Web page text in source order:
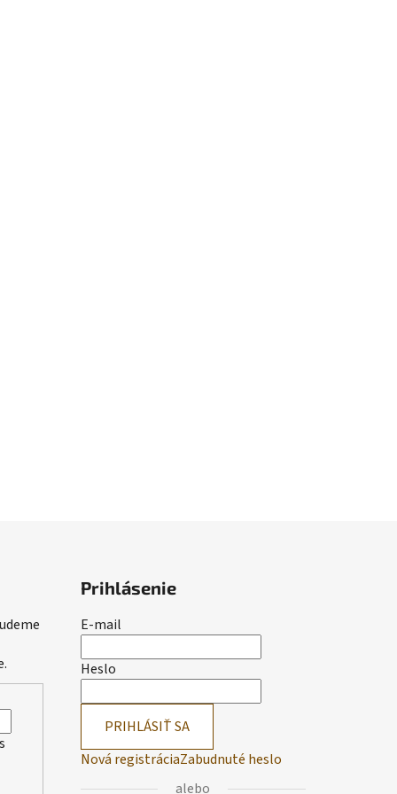
Prihlásenie
E-mail
Heslo
PRIHLÁSIŤ SA
Nová registráciaZabudnuté heslo
alebo